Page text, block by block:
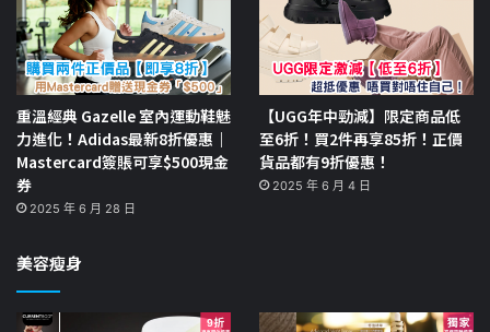
重溫經典 Gazelle 室內運動鞋魅
力進化！Adidas最新8折優惠｜
Mastercard簽賬可享$500現金
券
2025 年 6 月 28 日
【UGG年中勁減】限定商品低
至6折！買2件再享85折！正價
貨品都有9折優惠！
2025 年 6 月 4 日
美容瘦身